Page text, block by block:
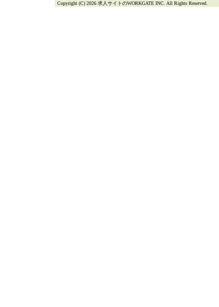
Copyright (C) 2026 求人サイトのWORKGATE INC. All Rights Reserved.